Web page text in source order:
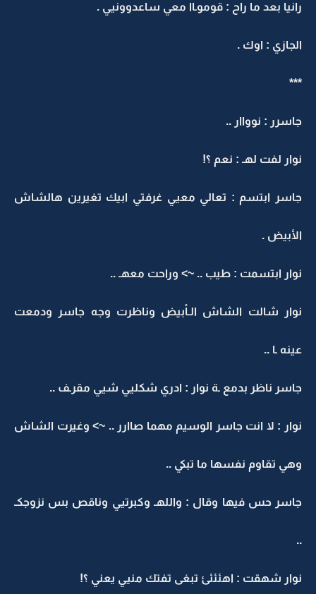
رانيا بعد ما راح : قوموـاا معي ساعدوونيي .
الجازي : اوك .
***
جاسرر : نوواار ..
نوار لفت لهـ : نعم ؟!
جاسر ابتسم : تعالي معيي غرفتي ابيك تغيرين هالشاش
الأبيض .
نوار ابتسمت : طيب .. ~> وراحت معهـ ..
نوار شالت الشاش الـأبيض وناظرت وجه جاسر ودمعت
عينه ـا ..
جاسر ناظر بدمع ـة نوار : ادري شكليي شيي مقرـف ..
نوار : لا انت جاسر الوسيم مهما صاارر .. ~> وغيرت الشاش
وهي تقاوم نفسها ما تبكي ..
جاسر حس فيها وقال : واللهـ وكبرتيي وناقص بس نزوجكـ
..
نوار شهقت : اهئئئئ تبغى تفتك منيي يعني ؟!